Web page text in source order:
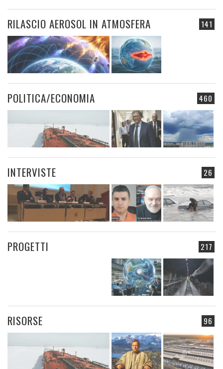
141
RILASCIO AEROSOL IN ATMOSFERA
460
POLITICA/ECONOMIA
26
INTERVISTE
217
PROGETTI
96
RISORSE